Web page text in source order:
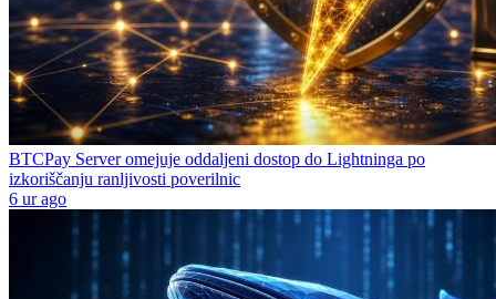
BTCPay Server omejuje oddaljeni dostop do Lightninga po
izkoriščanju ranljivosti poverilnic
6 ur ago